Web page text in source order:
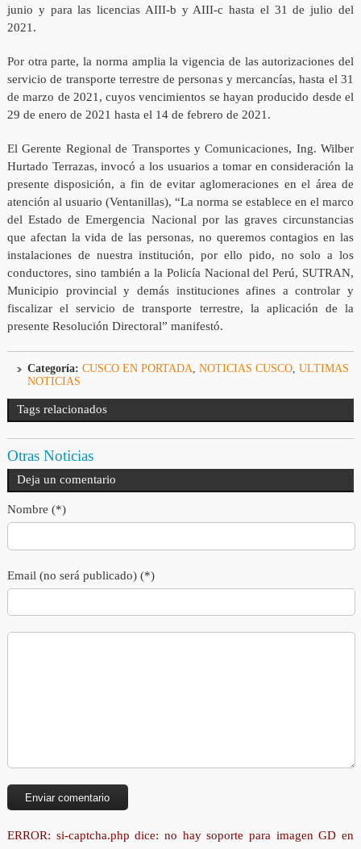
junio y para las licencias AIII-b y AIII-c hasta el 31 de julio del
2021.
Por otra parte, la norma amplia la vigencia de las autorizaciones del
servicio de transporte terrestre de personas y mercancías, hasta el 31
de marzo de 2021, cuyos vencimientos se hayan producido desde el
29 de enero de 2021 hasta el 14 de febrero de 2021.
El Gerente Regional de Transportes y Comunicaciones, Ing. Wilber
Hurtado Terrazas, invocó a los usuarios a tomar en consideración la
presente disposición, a fin de evitar aglomeraciones en el área de
atención al usuario (Ventanillas), “La norma se establece en el marco
del Estado de Emergencia Nacional por las graves circunstancias
que afectan la vida de las personas, no queremos contagios en las
instalaciones de nuestra institución, por ello pido, no solo a los
conductores, sino también a la Policía Nacional del Perú, SUTRAN,
Municipio provincial y demás instituciones afines a controlar y
fiscalizar el servicio de transporte terrestre, la aplicación de la
presente Resolución Directoral” manifestó.
Categoría: CUSCO EN PORTADA, NOTICIAS CUSCO, ULTIMAS
NOTICIAS
Tags relacionados
Otras Noticias
Deja un comentario
Nombre (*)
Email (no será publicado) (*)
ERROR: si-captcha.php dice: no hay soporte para imagen GD en